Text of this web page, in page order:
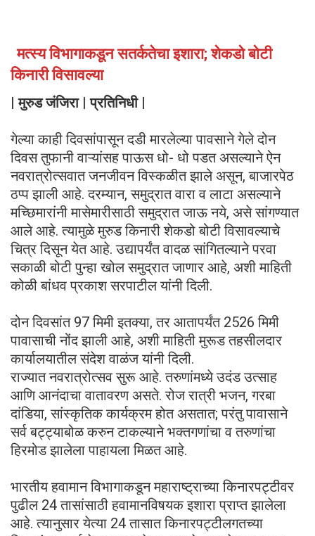
मत्स्य विभागाकडून सतर्कतेचा इशारा; शेकडो बोटी
किनारी विसावल्या
| मुरुड जंजिरा | प्रतिनिधी |
गेल्या काही दिवसांपासून दडी मारलेल्या पावसाने गेले दोन
दिवस तुफानी वाऱ्यांसह पाऊस धो- धो पडत असल्याने ऐन
नवरात्रोत्सवात जनजीवन विस्कळीत झाले असून, बाजारपेठ
ठप्प झाली आहे. दरम्यान, समुद्रात वारा व लाटा असल्याने
मच्छिमारांनी मासेमारीसाठी समुद्रात जाऊ नये, असे सांगण्यात
आले आहे. त्यामुळे मुरुड किनारी शेकडो बोटी विसावल्याचे
चित्र दिसून येत आहे. उद्यापर्यंत वादळ सांगितल्याने परवा
सकाळी बोटी पुन्हा खोल समुद्रात जाणार आहे, अशी माहिती
कोळी बांधव प्रकाश सरपाटील यांनी दिली.
दोन दिवसांत 97 मिमी इतक्या, तर आतापर्यंत 2526 मिमी
पावासाची नोंद झाली आहे, अशी माहिती मुरूड तहसीलदार
कार्यालयातील संदेश वाळंज यांनी दिली.
राज्यात नवरात्रोत्सव सुरू आहे. तरुणांमध्ये उदंड उत्साह
आणि आनंदाचा वातावरण असते. रोज रात्री भजन, गरबा
दांडिया, सांस्कृतिक कार्यक्रम होत असतात; परंतु पावासाने
सर्व बट्ट्याबोळ करुन टाकल्याने भक्तगणांचा व तरुणांचा
हिरमोड झालेला पाहायला मिळत आहे.
भारतीय हवामान विभागाकडून महाराष्ट्राच्या किनारपट्टीवर
पुढील 24 तासांसाठी हवामानविषयक इशारा प्राप्त झालेला
आहे. त्यानुसार येत्या 24 तासात किनारपट्टीलगतच्या